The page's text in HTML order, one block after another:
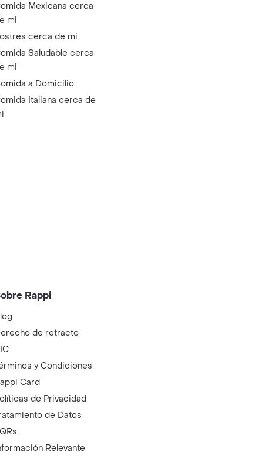
Mexicana cerca
mi
cerca de mi
Saludable cerca
mi
a Domicilio
Italiana cerca de
Rappi
de retracto
y Condiciones
Card
de Privacidad
de Datos
Relevante